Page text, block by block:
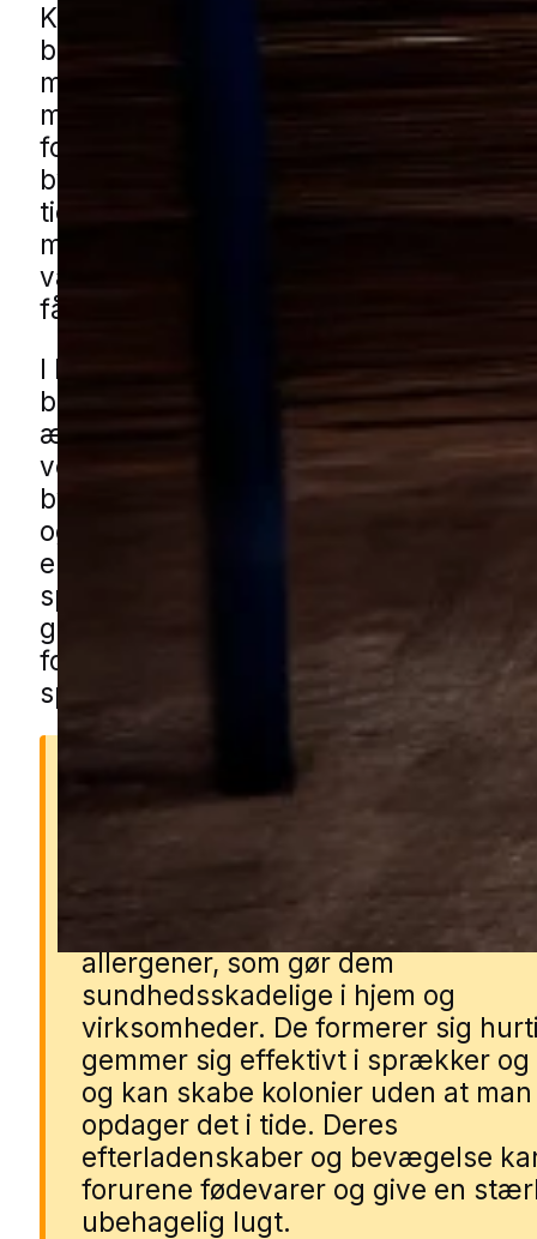
Kakkerlakker er et skadedyr, som
blive et stort problem indendørs, fordi
mod varme, skjul og steder med
madrester og fugt. Når de først har
fodfæste, kan de sprede sig mellem
bygninger, og derfor er det vigtigt at
tidligt. I byer med en blanding af
mindre butikker og daglig aktivitet
være mange forskellige steder, hvor
får lov at udvikle sig ubemærket.
I Haslev kan udfordringen især opstå i
blandede boligområder med både nye
ældre huse, i områder med
ved affaldsarealer bag detailbutikker.
bygninger som skure, garager og
også være en del af det samlede miljø
en ejendom, hvor orden og
spiller ind. Du kan få kakkerlakhjælp i
gennem vores lokale partnere.
formularen, så bliver du sat i kontakt
specialist fra nærområdet.
Derfor er kakkerlakker
Kakkerlakker kan sprede
sygdomsfremkaldende bakterier
allergener, som gør dem
sundhedsskadelige i hjem og
virksomheder. De formerer sig
gemmer sig effektivt i sprækker og
og kan skabe kolonier uden at man
opdager det i tide. Deres
efterladenskaber og bevægelse
forurene fødevarer og give en
ubehagelig lugt.